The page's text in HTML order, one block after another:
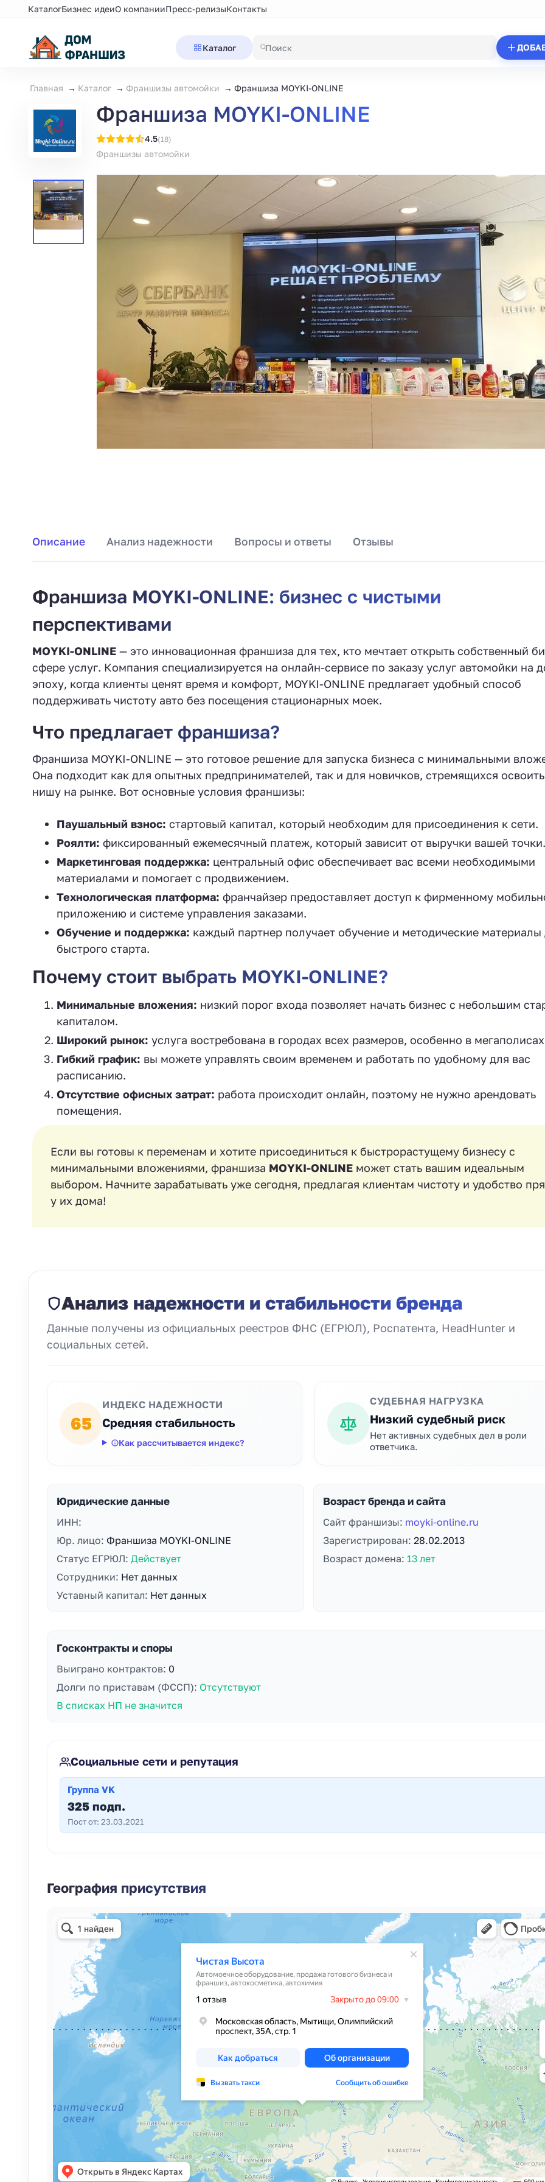
КаталогБизнес идеиО компанииПресс-релизыКонтакты
Каталог
Главная Каталог Франшизы автомойки Франшиза MOYKI-ONLINE
Франшиза MOYKI-ONLINE
4.5(18)
Франшизы автомойки
Описание Анализ надежности Вопросы и ответы Отзывы
Франшиза MOYKI-ONLINE: бизнес с чистыми
перспективами
MOYKI-ONLINE — это инновационная франшиза для тех, кто мечтает открыть собственный
сфере услуг. Компания специализируется на онлайн-сервисе по заказу услуг автомойки на
эпоху, когда клиенты ценят время и комфорт, MOYKI-ONLINE предлагает удобный способ
поддерживать чистоту авто без посещения стационарных моек.
Что предлагает франшиза?
Франшиза MOYKI-ONLINE — это готовое решение для запуска бизнеса с минимальными
Она подходит как для опытных предпринимателей, так и для новичков, стремящихся
нишу на рынке. Вот основные условия франшизы:
Паушальный взнос: стартовый капитал, который необходим для присоединения к сети.
Роялти: фиксированный ежемесячный платеж, который зависит от выручки вашей точки.
Маркетинговая поддержка: центральный офис обеспечивает вас всеми необходимыми
материалами и помогает с продвижением.
Технологическая платформа: франчайзер предоставляет доступ к фирменному
приложению и системе управления заказами.
Обучение и поддержка: каждый партнер получает обучение и методические материалы
быстрого старта.
Почему стоит выбрать MOYKI-ONLINE?
Минимальные вложения: низкий порог входа позволяет начать бизнес с небольшим
капиталом.
Широкий рынок: услуга востребована в городах всех размеров, особенно в
Гибкий график: вы можете управлять своим временем и работать по удобному для вас
расписанию.
Отсутствие офисных затрат: работа происходит онлайн, поэтому не нужно арендовать
помещения.
Если вы готовы к переменам и хотите присоединиться к быстрорастущему бизнесу с
минимальными вложениями, франшиза MOYKI-ONLINE может стать вашим идеальным
выбором. Начните зарабатывать уже сегодня, предлагая клиентам чистоту и удобство
у их дома!
Анализ надежности и стабильности бренда
Данные получены из официальных реестров ФНС (ЕГРЮЛ), Роспатента, HeadHunter и
социальных сетей.
65
ИНДЕКС НАДЕЖНОСТИ
Средняя стабильность
Как рассчитывается индекс?
СУДЕБНАЯ НАГРУЗКА
Низкий судебный риск
Нет активных судебных дел в роли
ответчика.
Юридические данные
ИНН:
Юр. лицо: Франшиза MOYKI-ONLINE
Статус ЕГРЮЛ: Действует
Сотрудники: Нет данных
Уставный капитал: Нет данных
Возраст бренда и сайта
Сайт франшизы: moyki-online.ru
Зарегистрирован: 28.02.2013
Возраст домена: 13 лет
Госконтракты и споры
Выиграно контрактов: 0
Долги по приставам (ФССП): Отсутствуют
В списках НП не значится
Социальные сети и репутация
Группа VK
325 подп.
Пост от: 23.03.2021
География присутствия